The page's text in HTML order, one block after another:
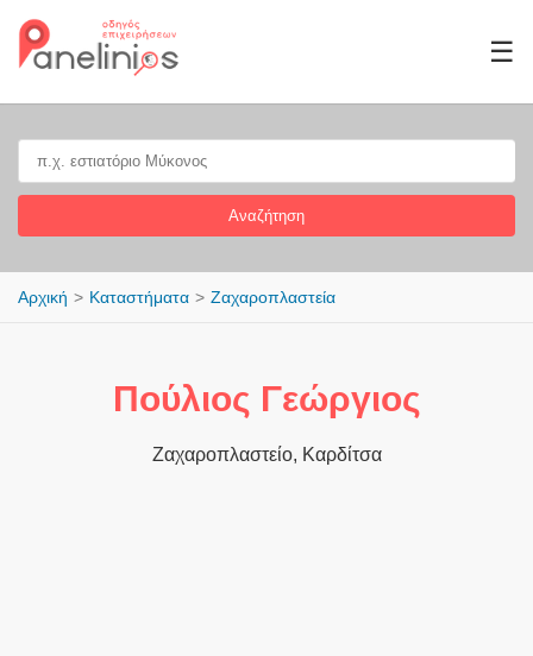
☰
Αναζήτηση
Αρχική Καταστήματα Ζαχαροπλαστεία
Πούλιος Γεώργιος
Ζαχαροπλαστείο, Καρδίτσα